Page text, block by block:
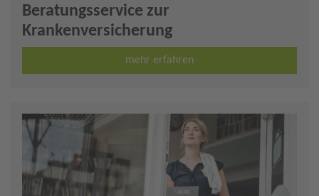
Beratungsservice zur
Krankenversicherung
mehr erfahren